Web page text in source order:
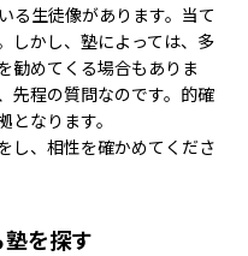
る生徒像があります。当て
しかし、塾によっては、多
勧めてくる場合もありま
先程の質問なのです。的確
なります。
し、相性を確かめてくださ
を探す